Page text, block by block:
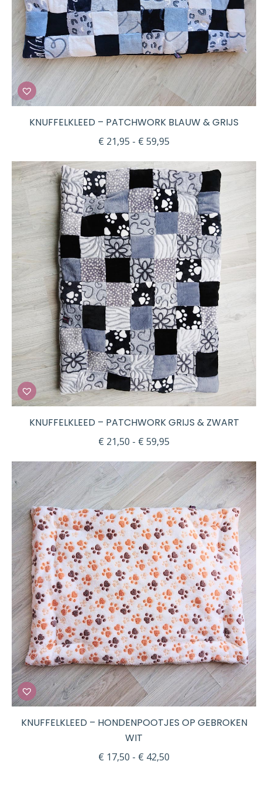
KNUFFELKLEED – PATCHWORK BLAUW & GRIJS
€ 21,95 - € 59,95
tot
€ 59,95
KNUFFELKLEED – PATCHWORK GRIJS & ZWART
€ 21,50 - € 59,95
tot
€ 59,95
KNUFFELKLEED – HONDENPOOTJES OP GEBROKEN
WIT
€ 17,50 - € 42,50